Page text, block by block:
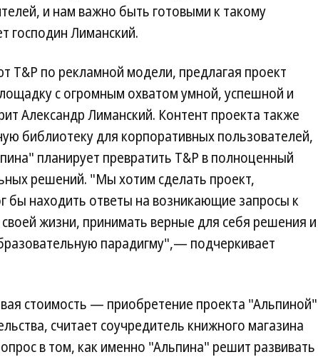
и нам важно быть готовыми к такому
господин Лиманский.
T&P по рекламной модели, предлагая проект
с огромным охватом умной, успешной и
Александр Лиманский. Контент проекта также
библиотеку для корпоративных пользователей,
планирует превратить T&P в полноценный
решений. "Мы хотим сделать проект,
бы находить ответы на возникающие запросы к
жизни, принимать верные для себя решения и
парадигму",— подчеркивает
стоимость — приобретение проекта "Альпиной"
считает соучредитель книжного магазина
в том, как именно "Альпина" решит развивать